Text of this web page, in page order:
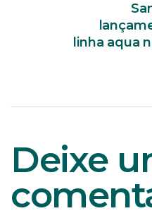
linha aqua
Deixe